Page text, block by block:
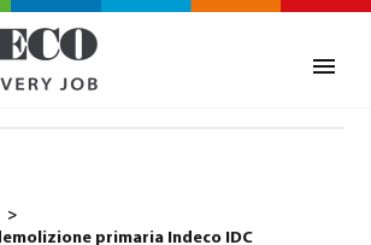
>
primaria Indeco IDC